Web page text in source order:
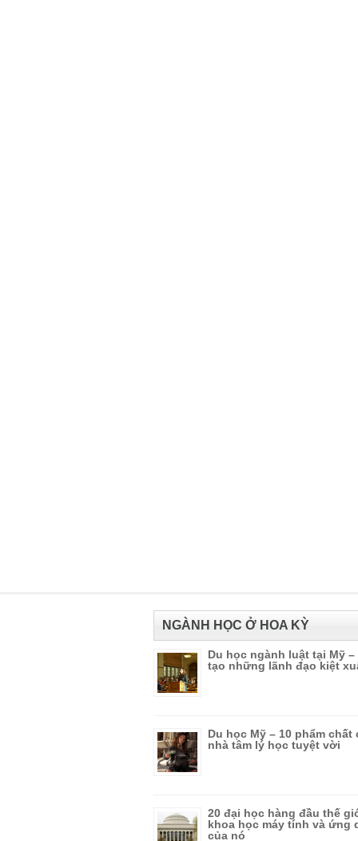
NGÀNH HỌC Ở HOA KỲ
Du học ngành luật tại Mỹ
tạo những lãnh đạo kiệt
Du học Mỹ – 10 phẩm chất
nhà tâm lý học tuyệt vời
20 đại học hàng đầu thế
khoa học máy tính và ứng
của nó